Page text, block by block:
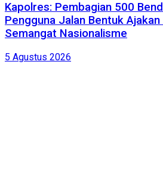
Kapolres: Pembagian 500
Pengguna Jalan Bentuk
Semangat Nasionalisme
5 Agustus 2026